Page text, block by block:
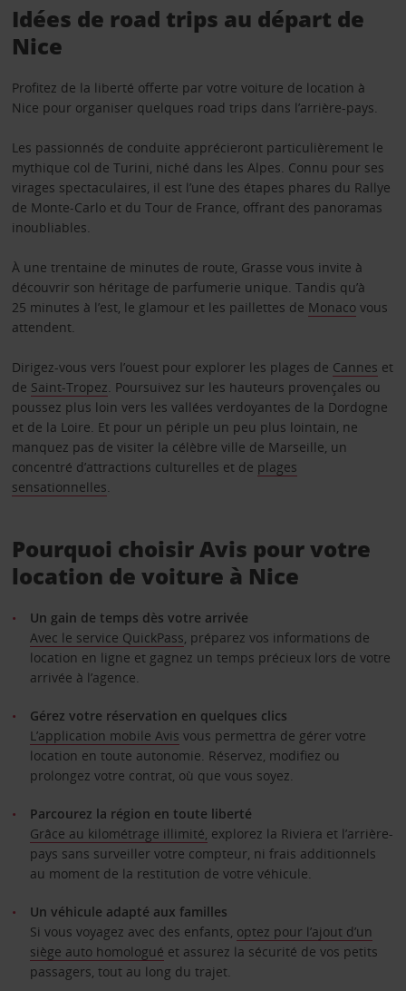
Idées de road trips au départ de
Nice
Profitez de la liberté offerte par votre voiture de location à
Nice pour organiser quelques road trips dans l’arrière-pays.
Les passionnés de conduite apprécieront particulièrement le
mythique col de Turini, niché dans les Alpes. Connu pour ses
virages spectaculaires, il est l’une des étapes phares du Rallye
de Monte-Carlo et du Tour de France, offrant des panoramas
inoubliables.
À une trentaine de minutes de route, Grasse vous invite à
découvrir son héritage de parfumerie unique. Tandis qu’à
25 minutes à l’est, le glamour et les paillettes de Monacovous
attendent.
Dirigez-vous vers l’ouest pour explorer les plages de Cannes et
de Saint-Tropez . Poursuivez sur les hauteurs provençales ou
poussez plus loin vers les vallées verdoyantes de la Dordogne
et de la Loire. Et pour un périple un peu plus lointain, ne
manquez pas de visiter la célèbre ville de Marseille, un
concentré d’attractions culturelles et de plages
sensationnelles
Pourquoi choisir Avis pour votre
location de voiture à Nice
Un gain de temps dès votre arrivée
Avec le service QuickPass , préparez vos informations de
location en ligne et gagnez un temps précieux lors de votre
arrivée à l’agence.
Gérez votre réservation en quelques clics
L’application mobile Avis vous permettra de gérer votre
location en toute autonomie. Réservez, modifiez ou
prolongez votre contrat, où que vous soyez.
Parcourez la région en toute liberté
Grâce au kilométrage illimité, explorez la Riviera et l’arrière-
pays sans surveiller votre compteur, ni frais additionnels
au moment de la restitution de votre véhicule.
Un véhicule adapté aux familles
Si vous voyagez avec des enfants, optez pour l’ajout d’un
siège auto homologué et assurez la sécurité de vos petits
passagers, tout au long du trajet.